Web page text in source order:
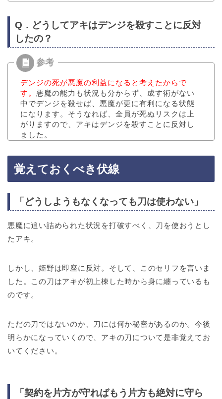
Q．どうしてアキはデンジを殺すことに反対
したの？
デンジの死が悪魔の利益になると考えたからで
す。 悪魔の能力も状況も分からず、成す術がない
中でデンジを殺せば、悪魔が更に有利になる状態
になります。そうなれば、全員が死ぬリスクは上
がりますので、アキはデンジを殺すことに反対し
ました。
覚えておくべき伏線
「どうしようもなくなっても刀は使わない」
悪魔に追い詰められた状況を打破すべく、刀を使おうとし
たアキ。
しかし、姫野は即座に反対。そして、このセリフを言いま
した。この刀はアキが初上棟した時から身に纏っているも
のです。
ただの刀ではないのか、刀には何か秘密があるのか。今後
明らかになっていくので、アキの刀について是非覚えてお
いてください。
「契約を片方が守ればもう片方も絶対に守ら